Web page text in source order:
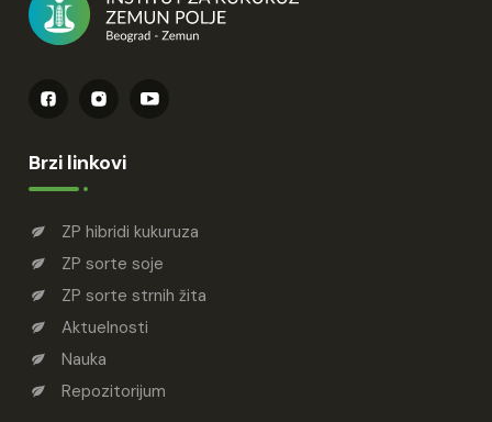
Brzi linkovi
ZP hibridi kukuruza
ZP sorte soje
ZP sorte strnih žita
Aktuelnosti
Nauka
Repozitorijum